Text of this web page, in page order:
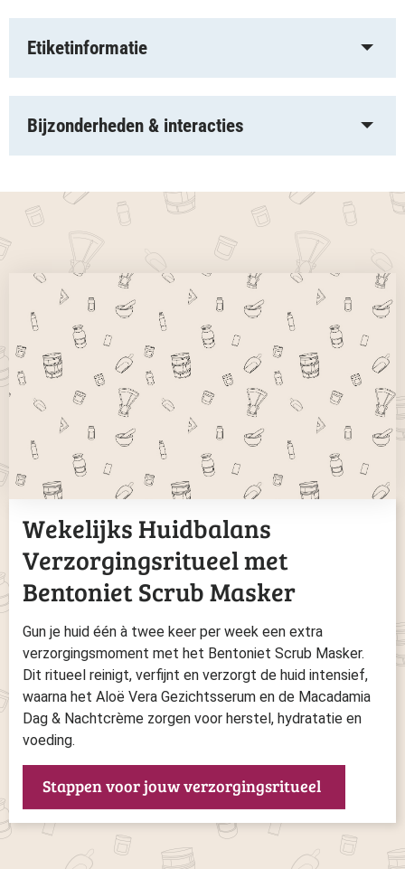
Etiketinformatie
Bijzonderheden & interacties
Wekelijks Huidbalans
Verzorgingsritueel met
Bentoniet Scrub Masker
Gun je huid één à twee keer per week een extra
verzorgingsmoment met het Bentoniet Scrub Masker.
Dit ritueel reinigt, verfijnt en verzorgt de huid intensief,
waarna het Aloë Vera Gezichtsserum en de Macadamia
Dag & Nachtcrème zorgen voor herstel, hydratatie en
voeding.
Stappen voor jouw verzorgingsritueel